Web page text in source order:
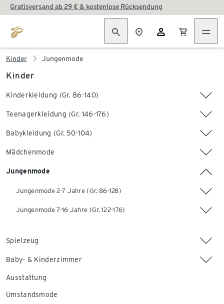
Gratisversand ab 29 € & kostenlose Rücksendung
Kinder Jungenmode
Kinder
Kinderkleidung (Gr. 86-140)
Teenagerkleidung (Gr. 146-176)
Babykleidung (Gr. 50-104)
Mädchenmode
Jungenmode
Jungenmode 2-7 Jahre (Gr. 86-128)
Jungenmode 7-16 Jahre (Gr. 122-176)
Spielzeug
Baby- & Kinderzimmer
Ausstattung
Umstandsmode